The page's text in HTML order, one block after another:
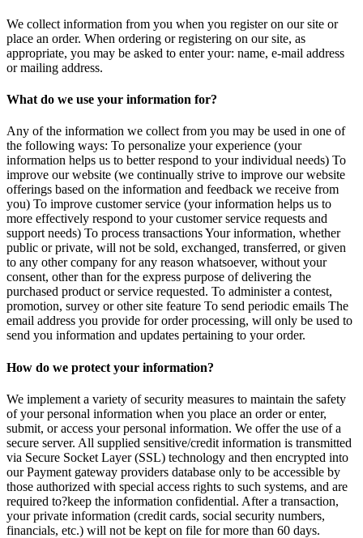
We collect information from you when you register on our site or
place an order. When ordering or registering on our site, as
appropriate, you may be asked to enter your: name, e-mail address
or mailing address.
What do we use your information for?
Any of the information we collect from you may be used in one of
the following ways: To personalize your experience (your
information helps us to better respond to your individual needs) To
improve our website (we continually strive to improve our website
offerings based on the information and feedback we receive from
you) To improve customer service (your information helps us to
more effectively respond to your customer service requests and
support needs) To process transactions Your information, whether
public or private, will not be sold, exchanged, transferred, or given
to any other company for any reason whatsoever, without your
consent, other than for the express purpose of delivering the
purchased product or service requested. To administer a contest,
promotion, survey or other site feature To send periodic emails The
email address you provide for order processing, will only be used to
send you information and updates pertaining to your order.
How do we protect your information?
We implement a variety of security measures to maintain the safety
of your personal information when you place an order or enter,
submit, or access your personal information. We offer the use of a
secure server. All supplied sensitive/credit information is transmitted
via Secure Socket Layer (SSL) technology and then encrypted into
our Payment gateway providers database only to be accessible by
those authorized with special access rights to such systems, and are
required to?keep the information confidential. After a transaction,
your private information (credit cards, social security numbers,
financials, etc.) will not be kept on file for more than 60 days.